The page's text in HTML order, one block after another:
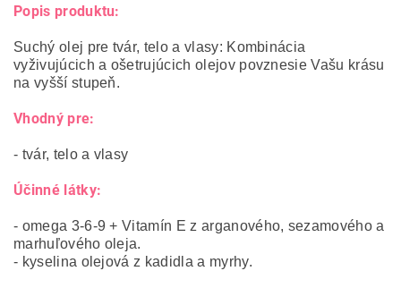
Popis produktu:
Suchý olej pre tvár, telo a vlasy: Kombinácia
vyživujúcich a ošetrujúcich olejov povznesie Vašu krásu
na vyšší stupeň.
Vhodný pre:
- tvár, telo a vlasy
Účinné látky:
- omega 3-6-9 + Vitamín E z arganového, sezamového a
marhuľového oleja.
- kyselina olejová z kadidla a myrhy.